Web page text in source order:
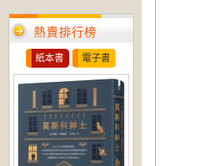
熱賣排行榜
紙本書 電子書